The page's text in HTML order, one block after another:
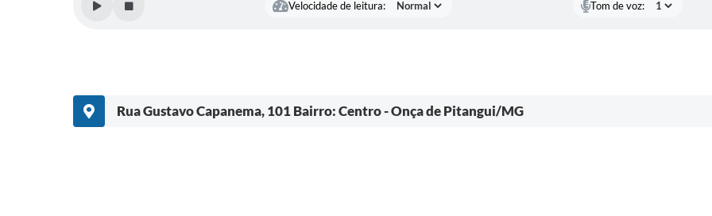
Velocidade de leitura: Tom de voz:
Rua Gustavo Capanema, 101 Bairro: Centro - Onça de Pitangui/MG